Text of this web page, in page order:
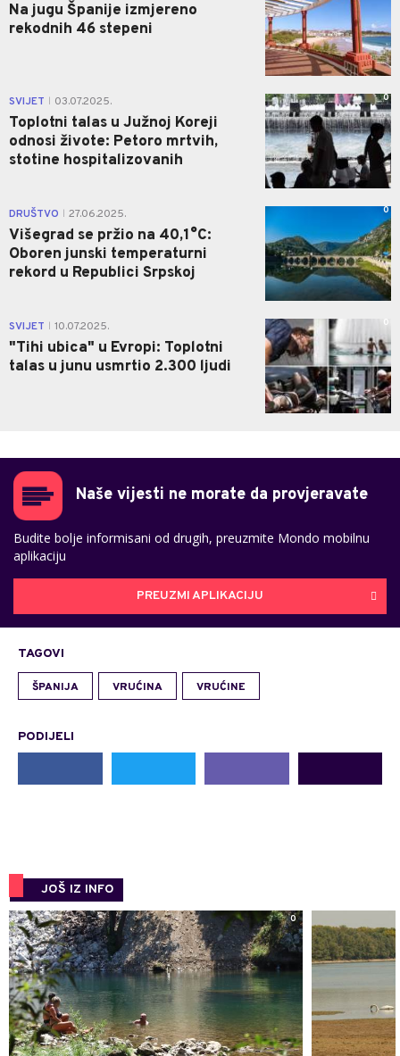
Na jugu Španije izmjereno
rekodnih 46 stepeni
SVIJET 03.07.2025.
Toplotni talas u Južnoj Koreji
odnosi živote: Petoro mrtvih,
stotine hospitalizovanih
0
DRUŠTVO 27.06.2025.
Višegrad se pržio na 40,1°C:
Oboren junski temperaturni
rekord u Republici Srpskoj
0
SVIJET 10.07.2025.
"Tihi ubica" u Evropi: Toplotni
talas u junu usmrtio 2.300 ljudi
0
Naše vijesti ne morate da provjeravate
Budite bolje informisani od drugih, preuzmite Mondo mobilnu
aplikaciju
PREUZMI APLIKACIJU
TAGOVI
ŠPANIJA VRUĆINA VRUĆINE
PODIJELI
JOŠ IZ INFO
0